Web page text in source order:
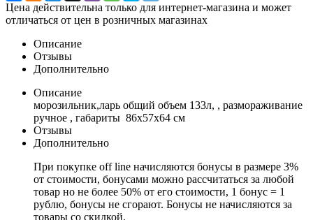
Цена действительна только для интернет-магазина и может
отличаться от цен в розничных магазинах
Описание
Отзывы
Дополнительно
Описание
морозильник,ларь общий объем 133л, , размораживание
ручное , габариты 86x57x64 см
Отзывы
Дополнительно
При покупке off line начисляются бонусы в размере 3%
от стоимости, бонусами можно рассчитаться за любой
товар но не более 50% от его стоимости, 1 бонус = 1
рублю, бонусы не сгорают. Бонусы не начисляются за
товары со скидкой.